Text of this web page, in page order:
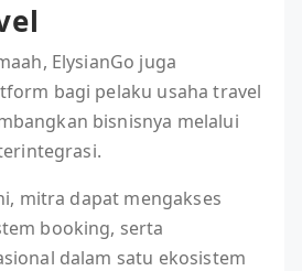
ElysianGo juga
bagi pelaku usaha travel
bisnisnya melalui
mitra dapat mengakses
booking, serta
dalam satu ekosistem